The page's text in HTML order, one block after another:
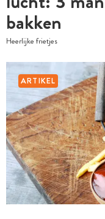
bakken
Heerlijke frietjes
ARTIKEL